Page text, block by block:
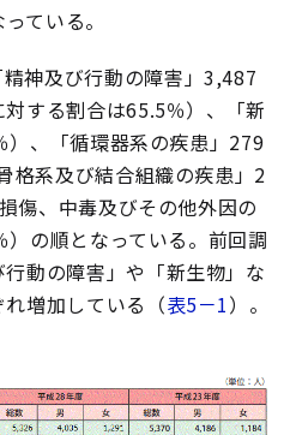
ている。
神及び行動の障害」3,487
する割合は65.5％）、「新
）、「循環器系の疾患」279
格系及び結合組織の疾患」2
傷、中毒及びその他外因の
の順となっている。前回調
動の障害」や「新生物」な
増加している（表5－1）。